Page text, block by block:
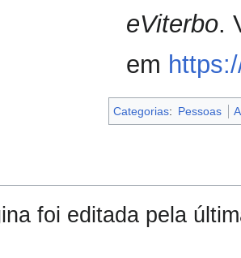
eViterbo.
em
Categorias: Pessoas
foi editada pela